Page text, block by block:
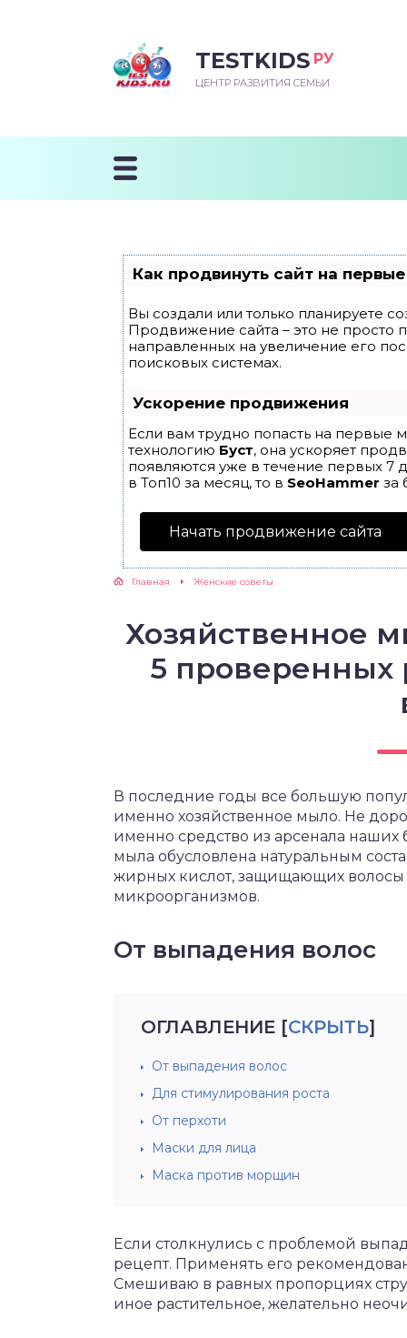
TESTKIDS РУ
ЦЕНТР РАЗВИТИЯ СЕМЬИ
Как продвинуть сайт на
Вы создали или только планируете
Продвижение сайта – это не просто
направленных на увеличение его
поисковых системах.
Ускорение продвижения
Если вам трудно попасть на первые
технологию Буст, она ускоряет
появляются уже в течение первых 7
в Топ10 за месяц, то в SeoHammer за
Начать продвижение сайта
Главная Женские советы
Хозяйственное
5 проверенных
В последние годы все большую
именно хозяйственное мыло. Не
именно средство из арсенала наших
мыла обусловлена натуральным
жирных кислот, защищающих
микроорганизмов.
От выпадения волос
ОГЛАВЛЕНИЕ [СКРЫТЬ]
От выпадения волос
Для стимулирования роста
От перхоти
Маски для лица
Маска против морщин
Если столкнулись с проблемой
рецепт. Применять его
Смешиваю в равных пропорциях
иное растительное, желательно
МЕСЯЦ
ПЕРВОГО
УЧИТСЯ
ПОСЛЕ ГОДА
К ШКОЛЕ
ДОШКОЛЬНИКА
ШКОЛА
ШКОЛЬНИКА
ШКОЛЬНИКА